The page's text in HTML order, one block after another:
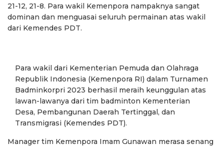
21-12, 21-8. Para wakil Kemenpora nampaknya sangat
dominan dan menguasai seluruh permainan atas wakil
dari Kemendes PDT.
Para wakil dari Kementerian Pemuda dan Olahraga
Republik Indonesia (Kemenpora RI) dalam Turnamen
Badminkorpri 2023 berhasil meraih keunggulan atas
lawan-lawanya dari tim badminton Kementerian
Desa, Pembangunan Daerah Tertinggal, dan
Transmigrasi (Kemendes PDT).
Manager tim Kemenpora Imam Gunawan merasa senang